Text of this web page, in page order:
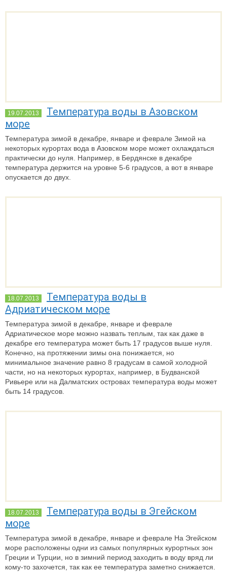
19.07.2013
Температура воды в Азовском
море
Температура зимой в декабре, январе и феврале Зимой на
некоторых курортах вода в Азовском море может охлаждаться
практически до нуля. Например, в Бердянске в декабре
температура держится на уровне 5-6 градусов, а вот в январе
опускается до двух.
18.07.2013
Температура воды в
Адриатическом море
Температура зимой в декабре, январе и феврале
Адриатическое море можно назвать теплым, так как даже в
декабре его температура может быть 17 градусов выше нуля.
Конечно, на протяжении зимы она понижается, но
минимальное значение равно 8 градусам в самой холодной
части, но на некоторых курортах, например, в Будванской
Ривьере или на Далматских островах температура воды может
быть 14 градусов.
18.07.2013
Температура воды в Эгейском
море
Температура зимой в декабре, январе и феврале На Эгейском
море расположены одни из самых популярных курортных зон
Греции и Турции, но в зимний период заходить в воду вряд ли
кому-то захочется, так как ее температура заметно снижается.